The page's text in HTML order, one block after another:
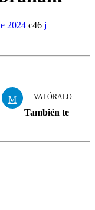
2024 46
VALÓRALO
También te